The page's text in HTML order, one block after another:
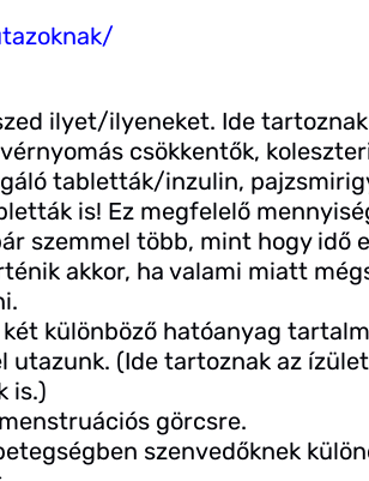
ilyet/ilyeneket. Ide
csökkentők,
tabletták/inzulin,
is! Ez megfelelő
szemmel több, mint hogy idő
akkor, ha valami miatt
két különböző hatóanyag
utazunk. (Ide tartoznak az
is.)
görcsre.
szenvedőknek